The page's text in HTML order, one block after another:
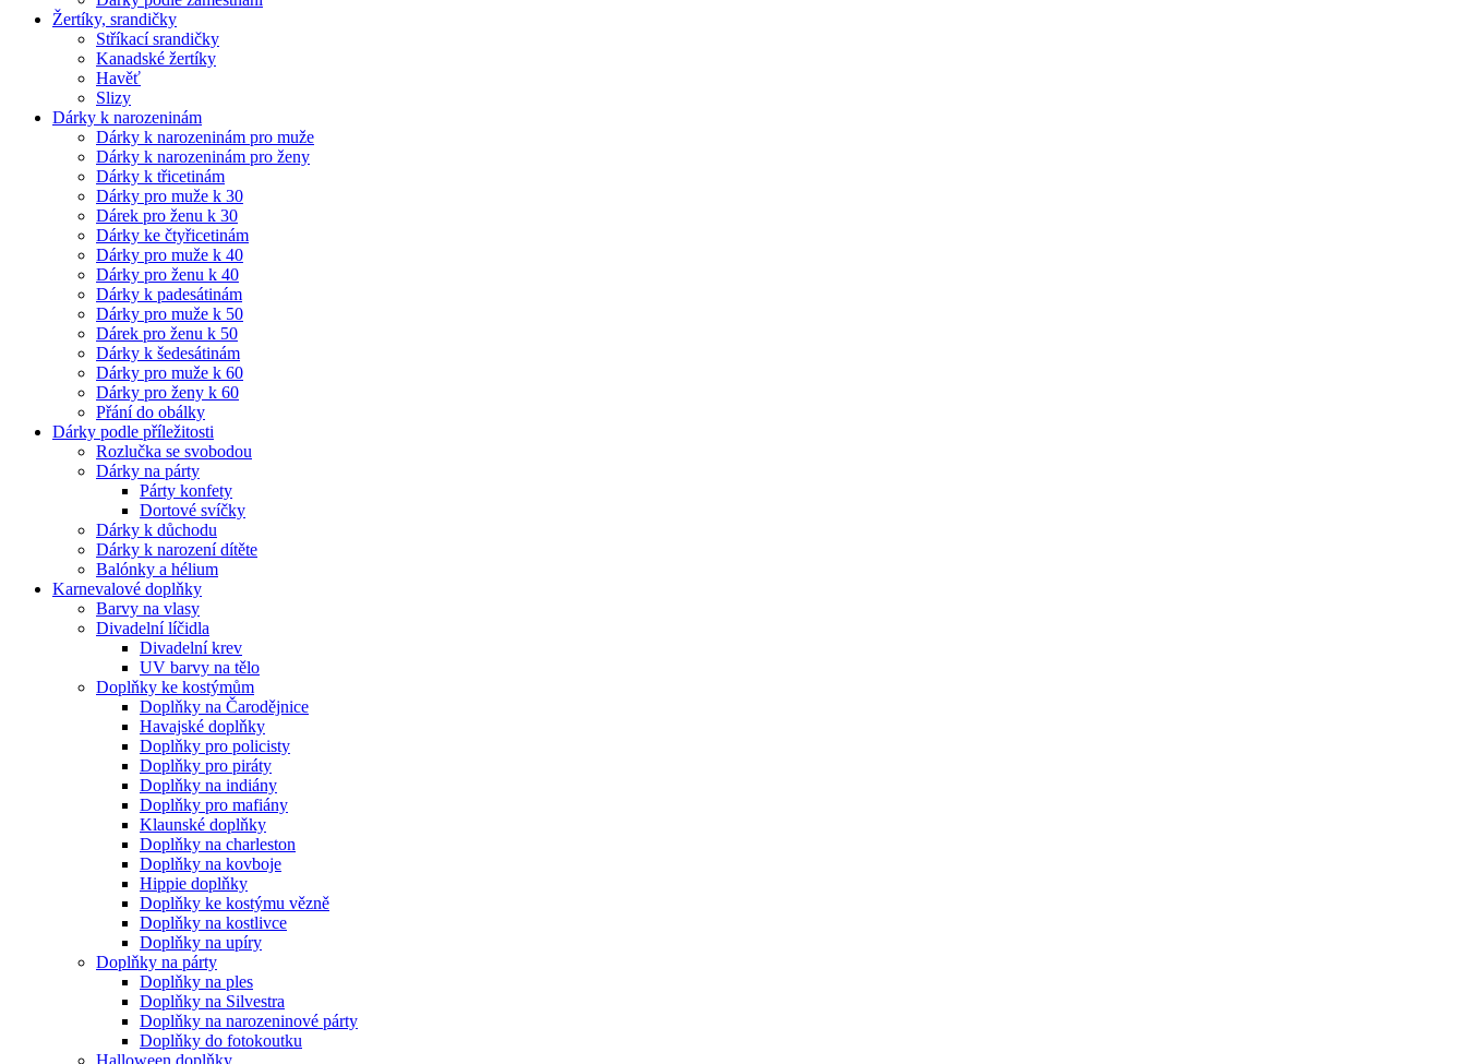
Žertíky, srandičky
Stříkací srandičky
Kanadské žertíky
Havěť
Slizy
Dárky k narozeninám
Dárky k narozeninám pro muže
Dárky k narozeninám pro ženy
Dárky k třicetinám
Dárky pro muže k 30
Dárek pro ženu k 30
Dárky ke čtyřicetinám
Dárky pro muže k 40
Dárky pro ženu k 40
Dárky k padesátinám
Dárky pro muže k 50
Dárek pro ženu k 50
Dárky k šedesátinám
Dárky pro muže k 60
Dárky pro ženy k 60
Přání do obálky
Dárky podle příležitosti
Rozlučka se svobodou
Dárky na párty
Párty konfety
Dortové svíčky
Dárky k důchodu
Dárky k narození dítěte
Balónky a hélium
Karnevalové doplňky
Barvy na vlasy
Divadelní líčidla
Divadelní krev
UV barvy na tělo
Doplňky ke kostýmům
Doplňky na Čarodějnice
Havajské doplňky
Doplňky pro policisty
Doplňky pro piráty
Doplňky na indiány
Doplňky pro mafiány
Klaunské doplňky
Doplňky na charleston
Doplňky na kovboje
Hippie doplňky
Doplňky ke kostýmu vězně
Doplňky na kostlivce
Doplňky na upíry
Doplňky na párty
Doplňky na ples
Doplňky na Silvestra
Doplňky na narozeninové párty
Doplňky do fotokoutku
Halloween doplňky